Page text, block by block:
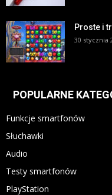
Proste i
30 stycznia
POPULARNE
Funkcje smartfonów
Słuchawki
Audio
Testy smartfonów
PlayStation